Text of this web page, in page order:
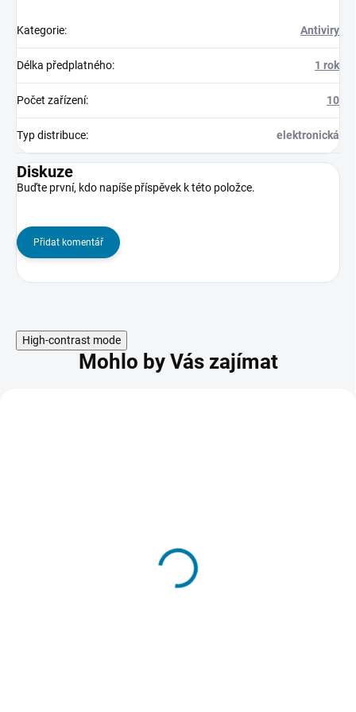
Kategorie: Antiviry
Délka předplatného: 1 rok
Počet zařízení: 10
Typ distribuce: elektronická
Diskuze
Buďte první, kdo napíše příspěvek k této položce.
Přidat komentář
High-contrast mode
Mohlo by Vás zajímat
Avast SecureLine VPN 5